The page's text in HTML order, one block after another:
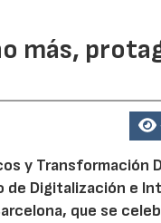
más,
y Transformación
Digitalización e
que se